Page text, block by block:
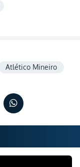
Atlético Mineiro